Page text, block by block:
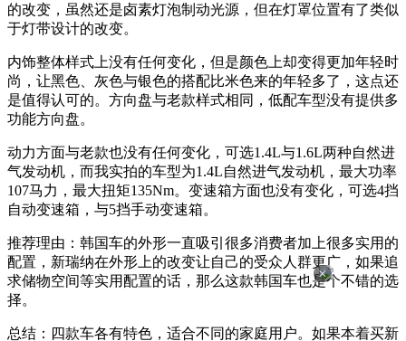
的改变，虽然还是卤素灯泡制动光源，但在灯罩位置有了类似
于灯带设计的改变。
内饰整体样式上没有任何变化，但是颜色上却变得更加年轻时
尚，让黑色、灰色与银色的搭配比米色来的年轻多了，这点还
是值得认可的。 方向盘与老款样式相同，低配车型没有提供多
功能方向盘。
动力方面与老款也没有任何变化，可选1.4L与1.6L两种自然进
气发动机，而我实拍的车型为1.4L自然进气发动机，最大功率
107马力，最大扭矩135Nm。 变速箱方面也没有变化，可选4挡
自动变速箱，与5挡手动变速箱。
推荐理由：韩国车的外形一直吸引很多消费者加上很多实用的
配置，新瑞纳在外形上的改变让自己的受众人群更广，如果追
求储物空间等实用配置的话，那么这款韩国车也是个不错的选
择。
总结：四款车各有特色，适合不同的家庭用户。如果本着买新
×